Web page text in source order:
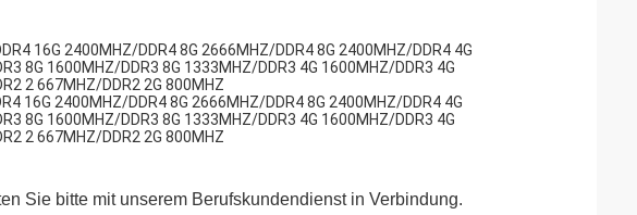
16G 2400MHZ/DDR4 8G 2666MHZ/DDR4 8G 2400MHZ/DDR4 4G
8G 1600MHZ/DDR3 8G 1333MHZ/DDR3 4G 1600MHZ/DDR3 4G
2 667MHZ/DDR2 2G 800MHZ
16G 2400MHZ/DDR4 8G 2666MHZ/DDR4 8G 2400MHZ/DDR4 4G
8G 1600MHZ/DDR3 8G 1333MHZ/DDR3 4G 1600MHZ/DDR3 4G
2 667MHZ/DDR2 2G 800MHZ
Sie bitte mit unserem Berufskundendienst in Verbindung.